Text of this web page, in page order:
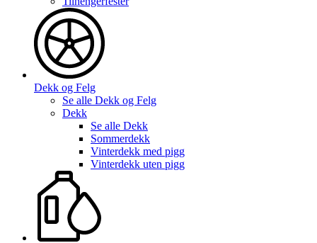
Dekk og Felg
Se alle Dekk og Felg
Dekk
Se alle Dekk
Sommerdekk
Vinterdekk med pigg
Vinterdekk uten pigg